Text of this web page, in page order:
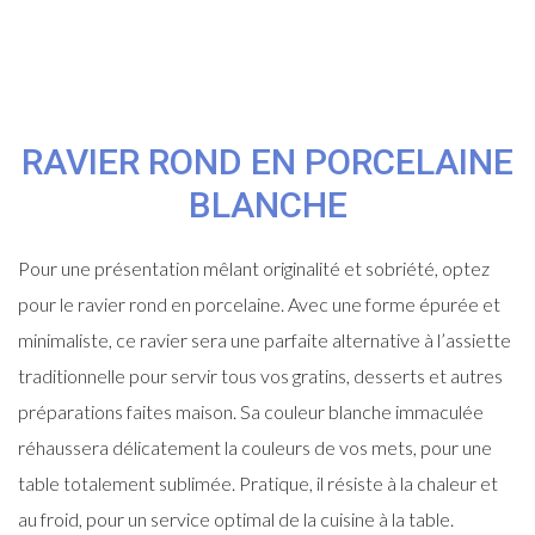
RAVIER ROND EN PORCELAINE
BLANCHE
Pour une présentation mêlant originalité et sobriété, optez
pour le ravier rond en porcelaine. Avec une forme épurée et
minimaliste, ce ravier sera une parfaite alternative à l’assiette
traditionnelle pour servir tous vos gratins, desserts et autres
préparations faites maison. Sa couleur blanche immaculée
réhaussera délicatement la couleurs de vos mets, pour une
table totalement sublimée. Pratique, il résiste à la chaleur et
au froid, pour un service optimal de la cuisine à la table.